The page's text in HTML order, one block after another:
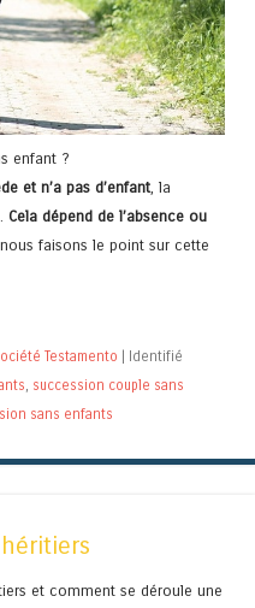
enfant ?
et n’a pas d’enfant, la
Cela dépend de l’absence ou
faisons le point sur cette
Testamento | Identifié
succession couple sans
sans enfants
et comment se déroule une